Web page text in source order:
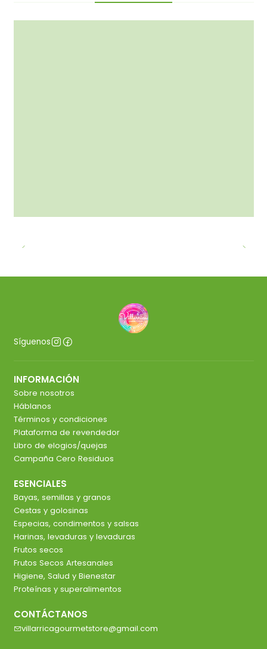
Síguenos
INFORMACIÓN
Sobre nosotros
Háblanos
Términos y condiciones
Plataforma de revendedor
Libro de elogios/quejas
Campaña Cero Residuos
ESENCIALES
Bayas, semillas y granos
Cestas y golosinas
Especias, condimentos y salsas
Harinas, levaduras y levaduras
Frutos secos
Frutos Secos Artesanales
Higiene, Salud y Bienestar
Proteínas y superalimentos
CONTÁCTANOS
villarricagourmetstore@gmail.com